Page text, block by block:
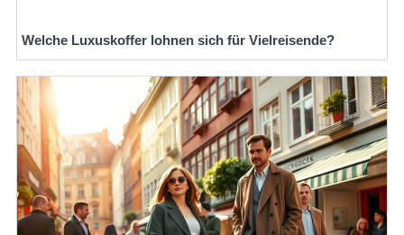
Welche Luxuskoffer lohnen sich für Vielreisende?